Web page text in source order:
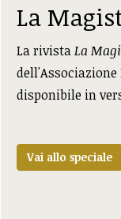
La
La rivistaLa
disponibile in
Vai allo speciale